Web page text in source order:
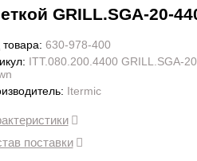
GRILL.SGA-20-
товара: 630-978-400
ITT.080.200.4400 GRILL.SGA-
Itermic
поставки